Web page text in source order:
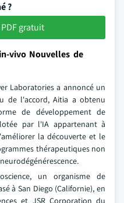
?
gratuit
vivo Nouvelles de
Laboratories a annoncé un
de l'accord, Aitia a obtenu
de développement de
par l'IA appartenant à
la découverte et le
thérapeutiques non
un organisme de
à San Diego (Californie), en
et JSR Corporation du